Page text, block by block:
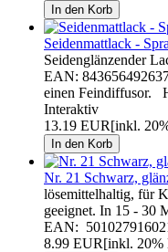
Seidenmattlack -
Seidenglänzender
EAN:
einen Feindiffusor.
Interaktiv
13.19 EUR[inkl.
Nr. 21 Schwarz,
lösemittelhaltig, für
geeignet. In 15 - 30
EAN:
8.99 EUR[inkl. 20%